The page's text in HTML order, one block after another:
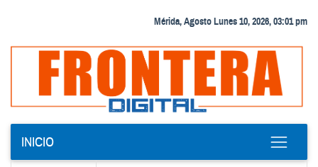
Mérida, Agosto Lunes 10, 2026, 03:01 pm
INICIO